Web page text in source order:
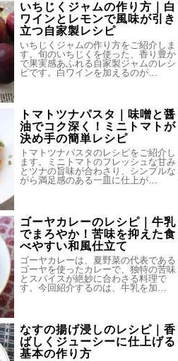
いちじくジャムの作り方｜白
ワインとレモンで風味が引き
立つ自家製レシピ
いちじくジャムの作り方をご紹介しま
す。旬のいちじくを使った、香り豊か
で果実感あふれる自家製ジャムのレシ
ピです。白ワインを加えるのが…
トマトツナパスタ｜味噌と醤
油でコク深く！ミニトマトが
決め手の簡単レシピ
トマトツナパスタのレシピをご紹介し
ます。ミニトマトのフレッシュな甘み
とツナの旨味が合わさり、シンプルな
がら満足感のある一皿に仕上が…
ゴーヤカレーのレシピ｜牛乳
でまろやか！苦味を抑えた食
べやすい和風仕立て
ゴーヤカレーは、夏野菜の代表である
ゴーヤを使ったカレーで、独特の苦味
とスパイスが絶妙に合わさる料理で
す。今回紹介するのは、牛乳を加…
なすの揚げ浸しのレシピ｜香
ばしくジューシーに仕上げる
基本の作り方